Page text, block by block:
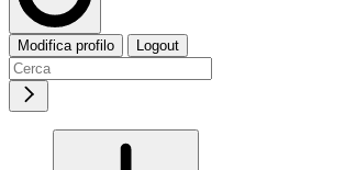
Modifica profilo Logout